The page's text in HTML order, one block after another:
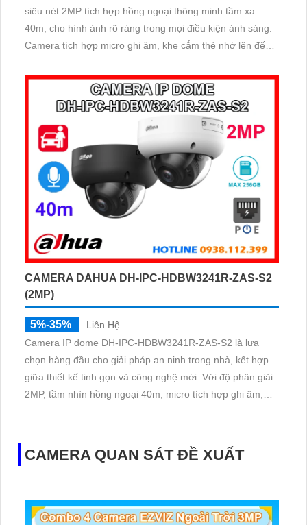
siêu nét 2MP tích hợp hồng ngoại thông minh tầm xa
40m, cho hình ảnh rõ ràng trong mọi điều kiện ánh sáng.
Camera tích hợp micro ghi âm, khe cắm thẻ nhớ lên đến
nâng cao hiệu quả giám sát vượt trội.
CAMERA DAHUA DH-IPC-HDBW3241R-ZAS-S2
(2MP)
5%-35%
Liên Hệ
Camera IP dome DH-IPC-HDBW3241R-ZAS-S2 là lựa
chọn hàng đầu cho giải pháp an ninh trong nhà, kết hợp
giữa thiết kế tinh gọn và công nghệ mới. Với độ phân giải
2MP, tầm nhìn hồng ngoại 40m, micro tích hợp ghi âm,
hỗ trợ khe thẻ nhớ lên đến 256GB và cấp nguồn PoE
CAMERA QUAN SÁT ĐỀ XUẤT